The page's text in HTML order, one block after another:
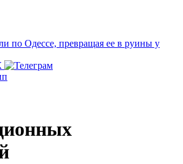
по Одессе, превращая ее в руины у